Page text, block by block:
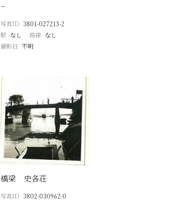
−
写真ID 3801-027213-2
駅 なし 路線 なし
撮影日 不明
橋梁 史各荘
写真ID 3802-030962-0